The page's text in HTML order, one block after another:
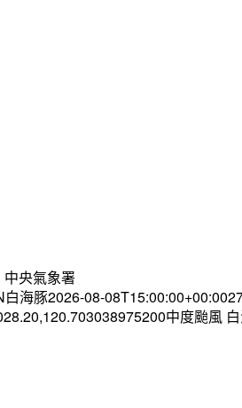
央氣象署
海豚2026-08-
中度颱風